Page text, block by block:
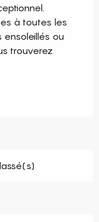
à toutes les
ou
trouverez